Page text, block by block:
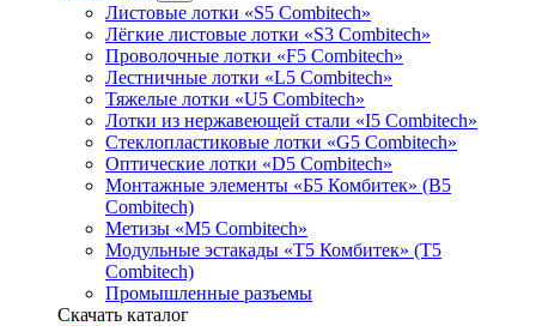
Листовые лотки «S5 Combitech»
Лёгкие листовые лотки «S3 Combitech»
Проволочные лотки «F5 Combitech»
Лестничные лотки «L5 Combitech»
Тяжелые лотки «U5 Combitech»
Лотки из нержавеющей стали «I5 Combitech»
Стеклопластиковые лотки «G5 Combitech»
Оптические лотки «D5 Combitech»
Монтажные элементы «Б5 Комбитек» (B5
Combitech)
Метизы «M5 Combitech»
Модульные эстакады «Т5 Комбитек» (T5
Combitech)
Промышленные разъемы
Скачать каталог